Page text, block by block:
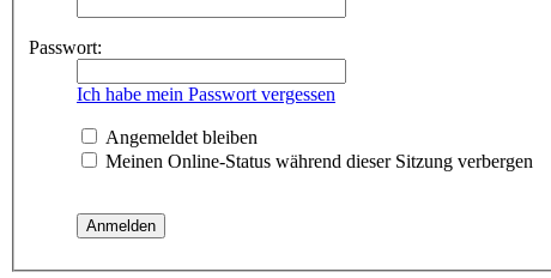
Passwort:
Ich habe mein Passwort vergessen
Angemeldet bleiben
Meinen Online-Status während dieser Sitzung verbergen